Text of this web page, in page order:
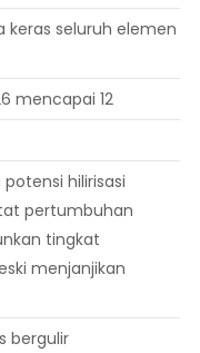
keras seluruh elemen
mencapai 12
hilirisasi
pertumbuhan
tingkat
menjanjikan
bergulir